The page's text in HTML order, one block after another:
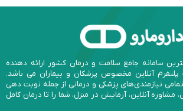
سامانه جامع سلامت و درمان کشور ارائه دهنده
آنلاین مخصوص پزشکان و بیماران می باشد.
نیازمندی‌های پزشکی و درمانی از جمله نوبت دهی
آنلاین، آزمایش در منزل، شما را تا درمان کامل